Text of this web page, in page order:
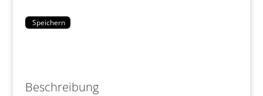
Speichern
Beschreibung